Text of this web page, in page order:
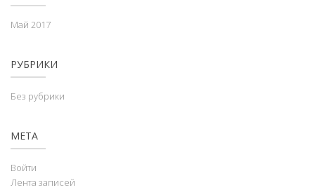
Май 2017
РУБРИКИ
Без рубрики
МЕТА
Войти
Лента записей